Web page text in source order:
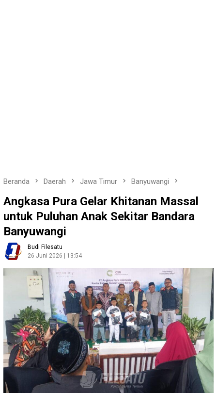
Beranda Daerah Jawa Timur Banyuwangi
Angkasa Pura Gelar Khitanan Massal
untuk Puluhan Anak Sekitar Bandara
Banyuwangi
Budi Filesatu
26 Juni 2026 | 13:54